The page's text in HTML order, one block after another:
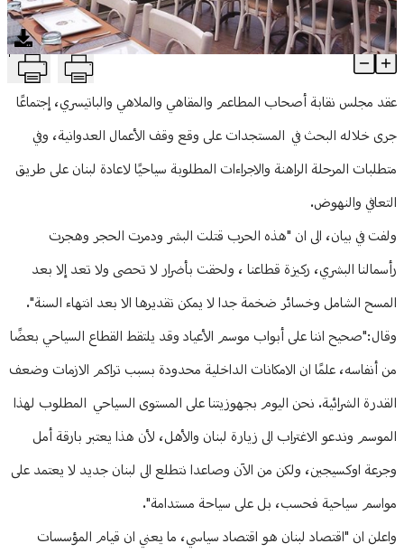
نقابة أصحاب المطاعم: نتطلع إلى لبنان جديد لا يعتمد على مواسم T
Article Content
عقد مجلس نقابة أصحاب المطاعم والمقاهي والملاهي والباتيسري، إجتماعًا
جرى خلاله البحث في المستجدات على وقع وقف الأعمال العدوانية، وفي
متطلبات المرحلة الراهنة والاجراءات المطلوبة سياحيًا لاعادة لبنان على طريق
التعافي والنهوض.
ولفت في بيان، الى ان "هذه الحرب قتلت البشر ودمرت الحجر وهجرت
رأسمالنا البشري، ركيزة قطاعنا ، ولحقت بأضرار لا تحصى ولا تعد إلا بعد
المسح الشامل وخسائر ضخمة جدا لا يمكن تقديرها الا بعد انتهاء السنة".
وقال:"صحيح اننا على أبواب موسم الأعياد وقد يلتقط القطاع السياحي بعضًا
من أنفاسه، علمًا ان الامكانات الداخلية محدودة بسبب تراكم الازمات وضعف
القدرة الشرائية. نحن اليوم بجهوزيتنا على المستوى السياحي المطلوب لهذا
الموسم وندعو الاغتراب الى زيارة لبنان والأهل، لأن هذا يعتبر بارقة أمل
وجرعة اوكسيجين، ولكن من الآن وصاعدا نتطلع الى لبنان جديد لا يعتمد على
مواسم سياحية فحسب، بل على سياحة مستدامة".
واعلن ان "اقتصاد لبنان هو اقتصاد سياسي، ما يعني ان قيام المؤسسات